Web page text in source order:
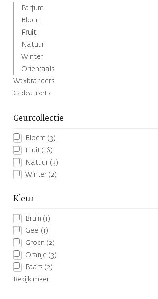
Parfum
Bloem
Fruit
Natuur
Winter
Orientaals
Waxbranders
Cadeausets
Geurcollectie
Bloem (3)
Fruit (16)
Natuur (3)
Winter (2)
Kleur
Bruin (1)
Geel (1)
Groen (2)
Oranje (3)
Paars (2)
Bekijk meer